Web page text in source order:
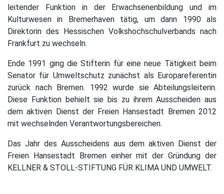
leitender Funktion in der Erwachsenenbildung und im
Kulturwesen in Bremerhaven tätig, um dann 1990 als
Direktorin des Hessischen Volkshochschulverbands nach
Frankfurt zu wechseln.
Ende 1991 ging die Stifterin für eine neue Tätigkeit beim
Senator für Umweltschutz zunächst als Europareferentin
zurück nach Bremen. 1992 wurde sie Abteilungsleiterin.
Diese Funktion behielt sie bis zu ihrem Ausscheiden aus
dem aktiven Dienst der Freien Hansestadt Bremen 2012
mit wechselnden Verantwortungsbereichen.
Das Jahr des Ausscheidens aus dem aktiven Dienst der
Freien Hansestadt Bremen einher mit der Gründung der
KELLNER & STOLL-STIFTUNG FÜR KLIMA UND UMWELT.